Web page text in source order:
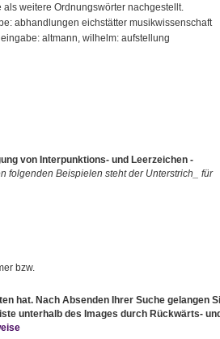
weitere Ordnungswörter nachgestellt.
abhandlungen eichstätter musikwissenschaft
altmann, wilhelm: aufstellung
von Interpunktions- und Leerzeichen -
folgenden Beispielen steht der Unterstrich_ für
bzw.
hat. Nach Absenden Ihrer Suche gelangen
unterhalb des Images durch Rückwärts-